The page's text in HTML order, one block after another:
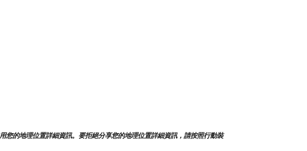
的地理位置詳細資訊。要拒絕分享您的地理位置詳細資訊，請按照行動裝